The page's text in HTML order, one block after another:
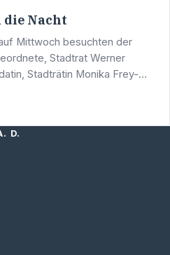
die Nacht
Mittwoch besuchten der
Stadtrat Werner
Stadträtin Monika Frey-
D.